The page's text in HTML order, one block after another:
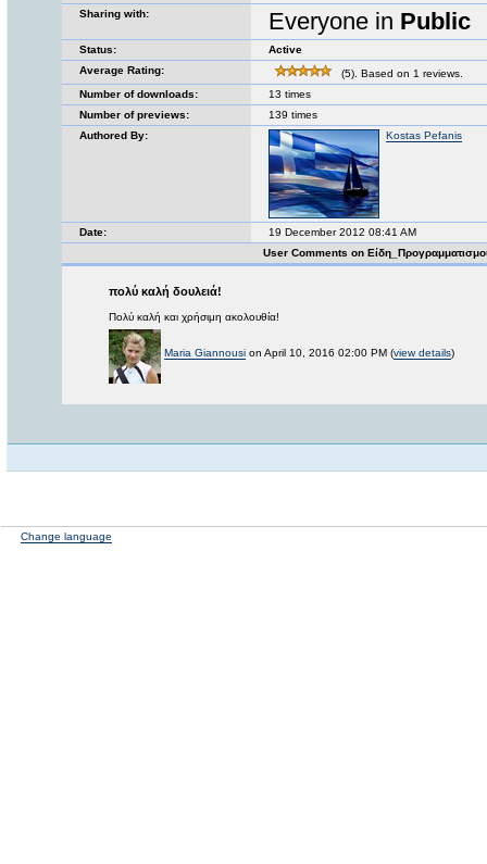
Sharing with: Everyone in Public
Status:
Active
Average Rating:
(5). Based on 1 reviews.
Number of downloads:
13 times
Number of previews:
139 times
Authored By:
Kostas Pefanis
Date:
19 December 2012 08:41 AM
User Comments on
πολύ καλή δουλειά!
Πολύ καλή και χρήσιμη ακολουθία!
Maria Giannousi on April 10, 2016 02:00 PM (view details)
Change language